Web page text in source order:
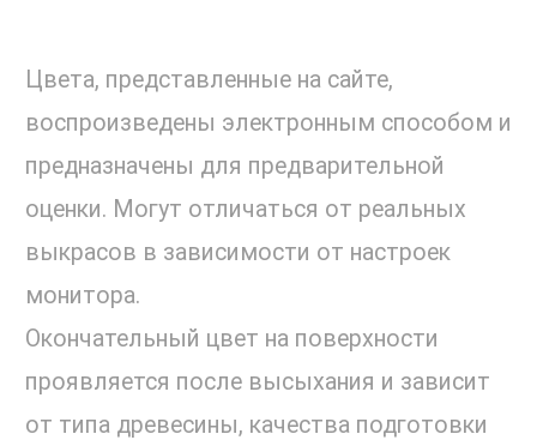
Цвета, представленные на сайте,
воспроизведены электронным способом и
предназначены для предварительной
оценки. Могут отличаться от реальных
выкрасов в зависимости от настроек
монитора.
Окончательный цвет на поверхности
проявляется после высыхания и зависит
от типа древесины, качества подготовки